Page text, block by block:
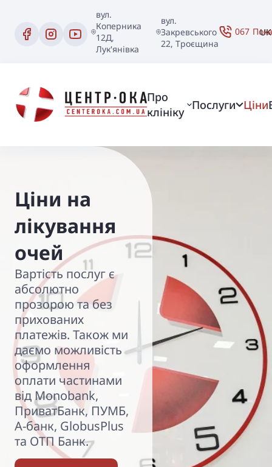
вул.
Коперника
12Д,
Лук'янівка
вул.
Закревського
22, Троєщина
067 UK
Про
клініку
Послуги Ціни
Ціни на
лікування
очей
Вартість послуг є
абсолютно
прозорою та без
прихованих
платежів. Також ми
даємо можливість
оформлення
оплати частинами
від Monobank,
ПриватБанк, ПУМБ,
А-банк, GlobusPlus
та ОТП Банк.